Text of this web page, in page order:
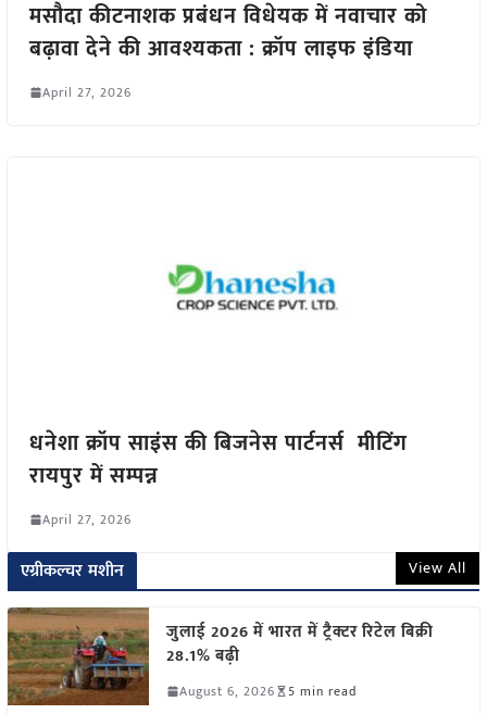
मसौदा कीटनाशक प्रबंधन विधेयक में नवाचार को
बढ़ावा देने की आवश्यकता : क्रॉप लाइफ इंडिया
April 27, 2026
धनेशा क्रॉप साइंस की बिजनेस पार्टनर्स मीटिंग
रायपुर में सम्पन्न
April 27, 2026
एग्रीकल्चर मशीन View All
जुलाई 2026 में भारत में ट्रैक्टर रिटेल बिक्री
28.1% बढ़ी
August 6, 2026 5 min read